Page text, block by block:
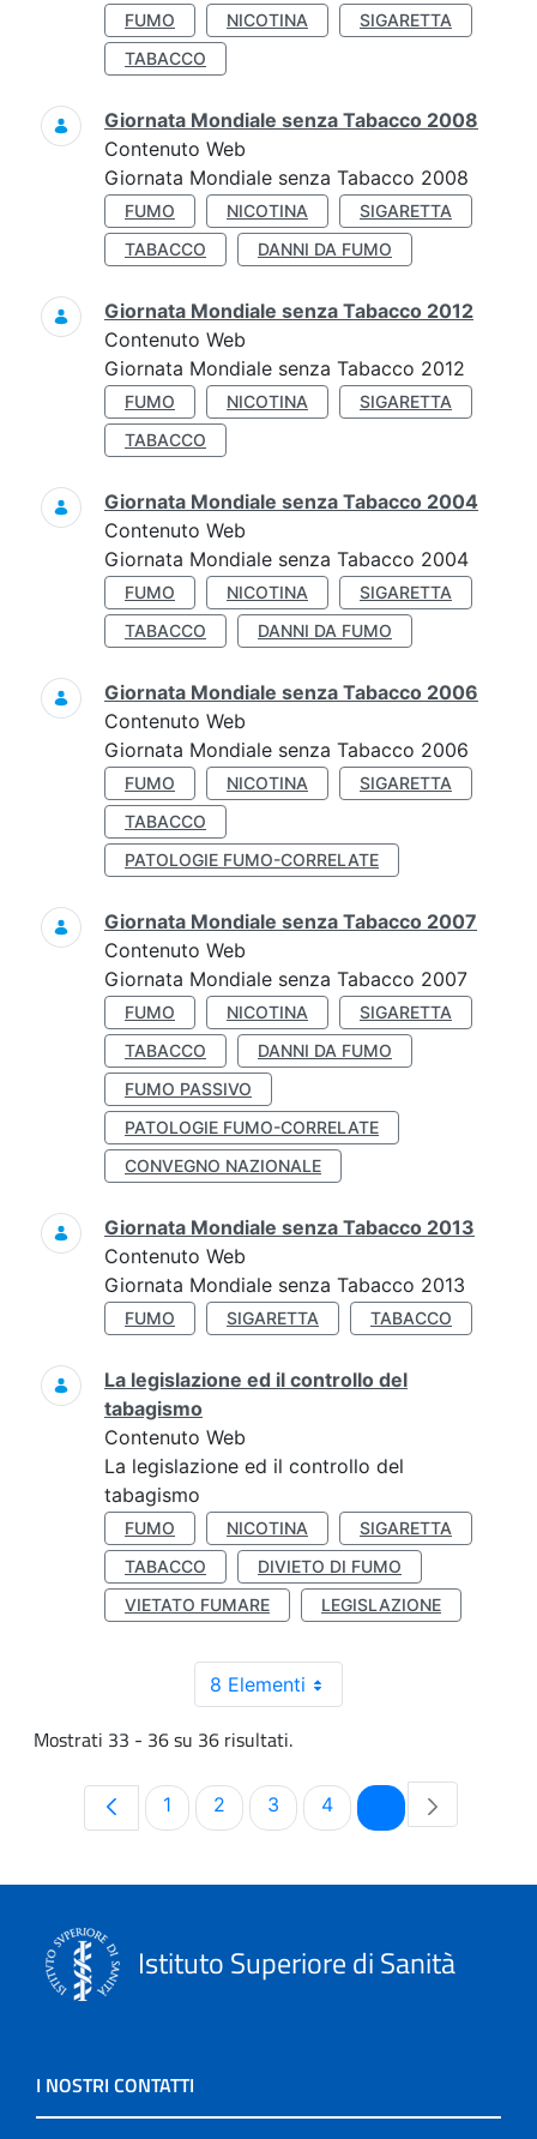
FUMO NICOTINA
SIGARETTA
TABACCO
Giornata Mondiale senza Tabacco 2008
Contenuto Web
Giornata Mondiale senza Tabacco 2008
FUMO NICOTINA
SIGARETTA
TABACCO
DANNI DA FUMO
Giornata Mondiale senza Tabacco 2012
Contenuto Web
Giornata Mondiale senza Tabacco 2012
FUMO NICOTINA
SIGARETTA
TABACCO
Giornata Mondiale senza Tabacco 2004
Contenuto Web
Giornata Mondiale senza Tabacco 2004
FUMO NICOTINA
SIGARETTA
TABACCO
DANNI DA FUMO
Giornata Mondiale senza Tabacco 2006
Contenuto Web
Giornata Mondiale senza Tabacco 2006
FUMO NICOTINA
SIGARETTA
TABACCO
PATOLOGIE FUMO-CORRELATE
Giornata Mondiale senza Tabacco 2007
Contenuto Web
Giornata Mondiale senza Tabacco 2007
FUMO NICOTINA
SIGARETTA
TABACCO
DANNI DA FUMO
FUMO PASSIVO
PATOLOGIE FUMO-CORRELATE
CONVEGNO NAZIONALE
Giornata Mondiale senza Tabacco 2013
Contenuto Web
Giornata Mondiale senza Tabacco 2013
FUMO SIGARETTA TABACCO
La legislazione ed il controllo del
tabagismo
Contenuto Web
La legislazione ed il controllo del
tabagismo
FUMO NICOTINA
SIGARETTA
TABACCO
DIVIETO DI FUMO
VIETATO FUMARE
LEGISLAZIONE
8 Elementi
Mostrati 33 - 36 su 36 risultati.
Pagina
1 Pagina
2 Pagina
3 Pagina
4 Pagina
Istituto Superiore di Sanità
I NOSTRI CONTATTI